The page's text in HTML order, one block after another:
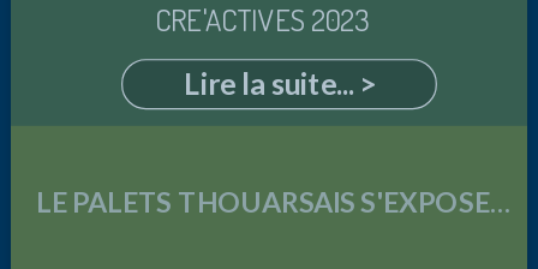
CRE'ACTIVES 2023
Lire la suite... >
LE PALETS THOUARSAIS S'EXPOSE...